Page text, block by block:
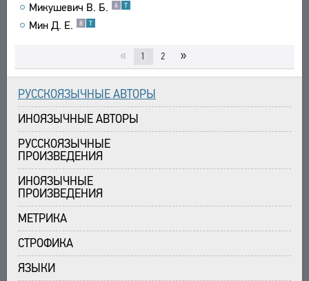
Микушевич В. Б. 6 Т
Мин Д. Е. 8 Т
« 1 2 »
РУССКОЯЗЫЧНЫЕ АВТОРЫ
ИНОЯЗЫЧНЫЕ АВТОРЫ
РУССКОЯЗЫЧНЫЕ
ПРОИЗВЕДЕНИЯ
ИНОЯЗЫЧНЫЕ
ПРОИЗВЕДЕНИЯ
МЕТРИКА
СТРОФИКА
ЯЗЫКИ